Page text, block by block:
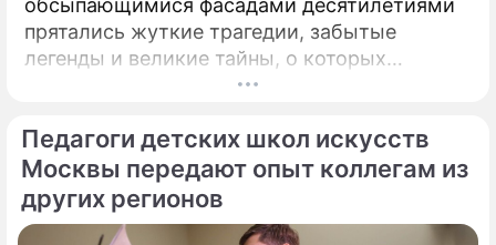
прятались жуткие трагедии, забытые
легенды и великие тайны, о которых
миллионы прохожих даже не догадывались.
Педагоги детских школ искусств
Москвы передают опыт коллегам из
других регионов